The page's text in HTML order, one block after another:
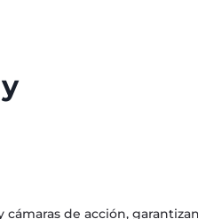
de acción,